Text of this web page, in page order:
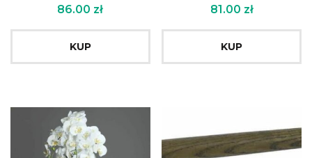
86.00 zł
KUP
81.00 zł
KUP